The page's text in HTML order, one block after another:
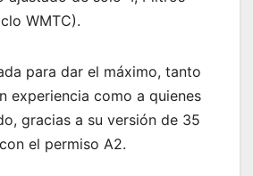
WMTC).
para dar el máximo, tanto
experiencia como a quienes
gracias a su versión de 35
el permiso A2.